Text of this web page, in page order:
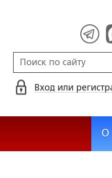
Вход или
О